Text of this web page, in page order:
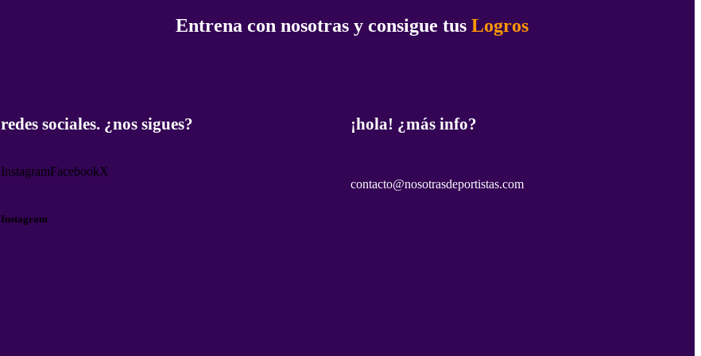
Entrena con nosotras y consigue tus Logros
redes sociales. ¿nos sigues?
InstagramFacebookX
Instagram
¡hola! ¿más info?
contacto@nosotrasdeportistas.com